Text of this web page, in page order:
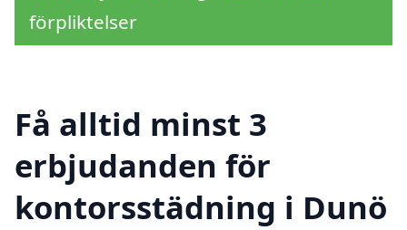
förpliktelser
Få alltid minst 3
erbjudanden för
kontorsstädning i Dunö